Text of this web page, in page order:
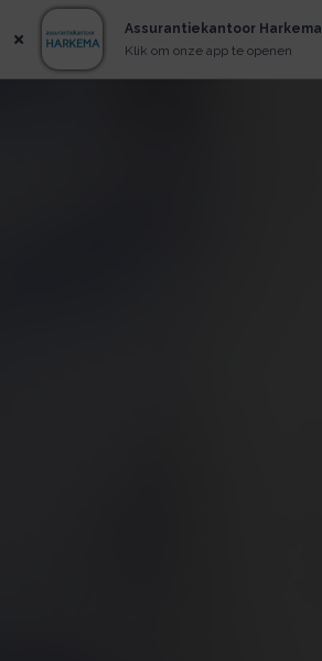
Assurantiekantoor Harkema
Klik om onze app te openen